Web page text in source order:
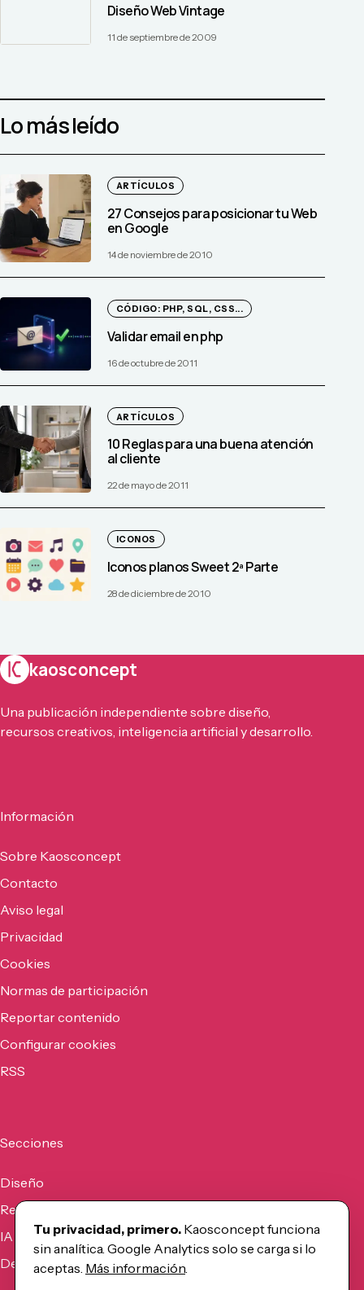
Diseño Web Vintage
11 de septiembre de 2009
Lo más leído
ARTÍCULOS
27 Consejos para posicionar tu Web
en Google
14 de noviembre de 2010
CÓDIGO: PHP, SQL, CSS...
Validar email en php
16 de octubre de 2011
ARTÍCULOS
10 Reglas para una buena atención
al cliente
22 de mayo de 2011
ICONOS
Iconos planos Sweet 2ª Parte
28 de diciembre de 2010
kaosconcept
Una publicación independiente sobre diseño,
recursos creativos, inteligencia artificial y desarrollo.
Información
Sobre Kaosconcept
Contacto
Aviso legal
Privacidad
Cookies
Normas de participación
Reportar contenido
Configurar cookies
RSS
Secciones
Diseño
Recursos
IA
Desarrollo
Tu privacidad, primero. Kaosconcept funciona
sin analítica. Google Analytics solo se carga si lo
aceptas. Más información.